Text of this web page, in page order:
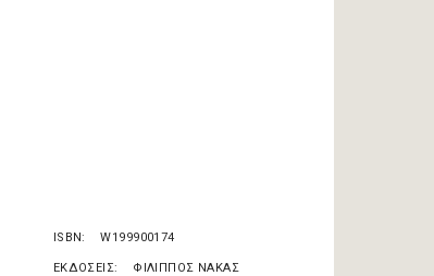
ISBN W199900174
ΕΚΔΟΣΕΙΣ ΦΙΛΙΠΠΟΣ ΝΑΚΑΣ